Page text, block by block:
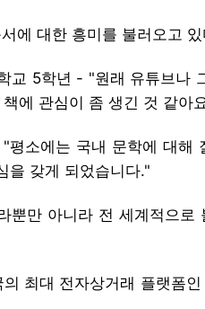
에 대한 흥미를 불러오고
교 5학년 - "원래 유튜브나
에 관심이 좀 생긴 것 같아
소에는 국내 문학에 대해
을 갖게 되었습니다."
뿐만 아니라 전 세계적으로
최대 전자상거래 플랫폼